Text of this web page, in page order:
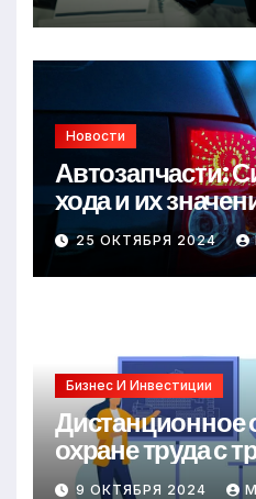
Новости
Автозапчасти:
хода и их
безопасности
25 ОКТЯБРЯ 2024
Бизнес И Инвестиции
Дистанционное
охране труда с
онлайн
9 ОКТЯБРЯ 2024